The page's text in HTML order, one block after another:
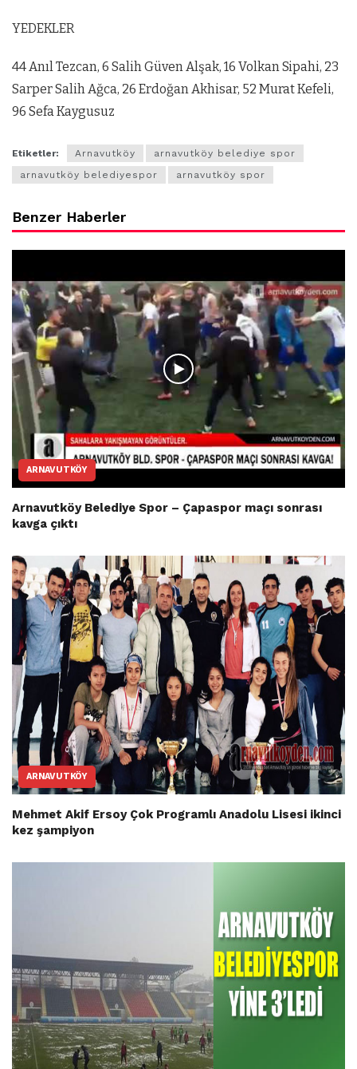
YEDEKLER
44 Anıl Tezcan, 6 Salih Güven Alşak, 16 Volkan Sipahi, 23
Sarper Salih Ağca, 26 Erdoğan Akhisar, 52 Murat Kefeli,
96 Sefa Kaygusuz
Etiketler: Arnavutköy
arnavutköy belediye spor
arnavutköy belediyespor
arnavutköy spor
Benzer Haberler
ARNAVUTKÖY
Arnavutköy Belediye Spor – Çapaspor maçı sonrası
kavga çıktı
ARNAVUTKÖY
Mehmet Akif Ersoy Çok Programlı Anadolu Lisesi ikinci
kez şampiyon